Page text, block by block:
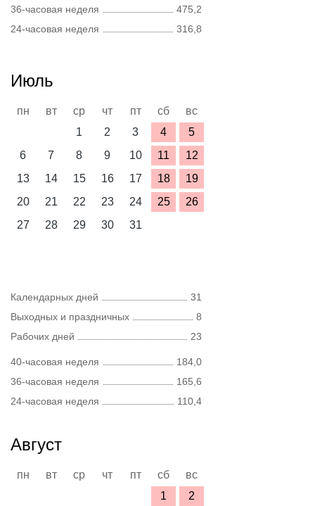
36-часовая неделя
475,2
24-часовая неделя
316,8
Июль
пн вт ср чт пт сб
вс
1
2 3 4
5
6
7 8 9 10 11
12
13
14 15 16 17 18
19
20
21 22 23 24 25
26
27
28 29 30 31
Календарных дней
31
Выходных и праздничных
8
Рабочих дней
23
40-часовая неделя
184,0
36-часовая неделя
165,6
24-часовая неделя
110,4
Август
пн вт ср чт пт сб
вс
1
2